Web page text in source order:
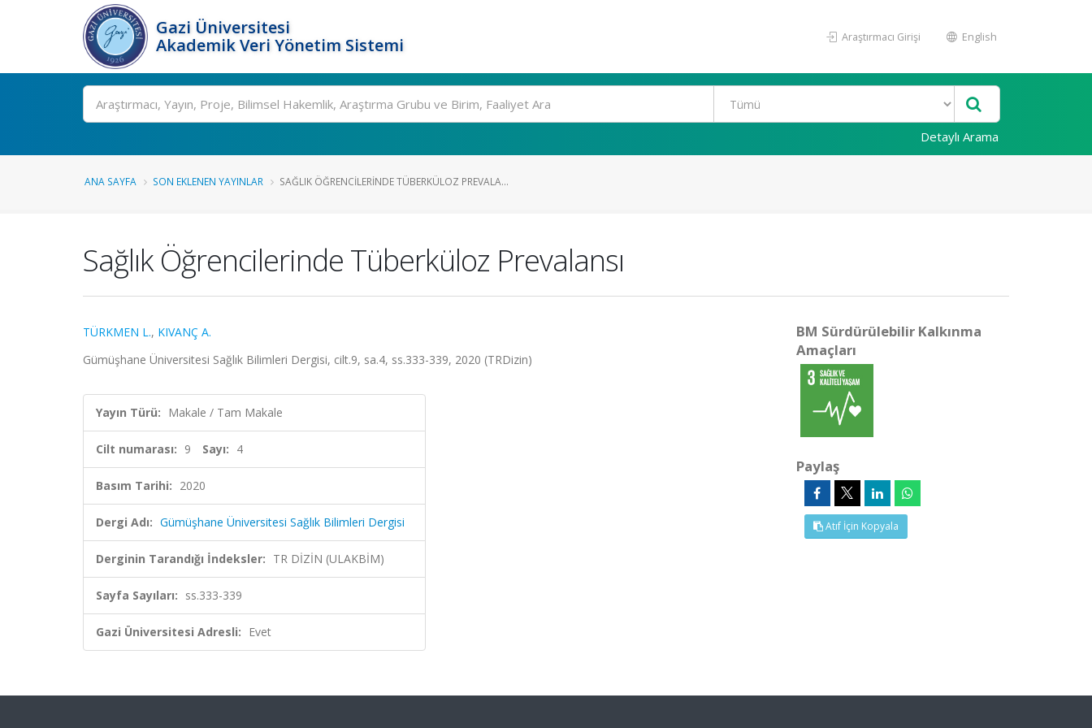
Gazi Üniversitesi
Akademik Veri Yönetim Sistemi
Araştırmacı Girişi English
Ara
Detaylı Arama
ANA SAYFA SON EKLENEN YAYINLAR SAĞLIK ÖĞRENCILERINDE TÜBERKÜLOZ PREVALA...
Sağlık Öğrencilerinde Tüberküloz Prevalansı
TÜRKMEN L., KIVANÇ A.
Gümüşhane Üniversitesi Sağlık Bilimleri Dergisi, cilt.9, sa.4, ss.333-339, 2020 (TRDizin)
Yayın Türü: Makale / Tam Makale
Cilt numarası: 9 Sayı: 4
Basım Tarihi: 2020
Dergi Adı: Gümüşhane Üniversitesi Sağlık Bilimleri Dergisi
Derginin Tarandığı İndeksler: TR DİZİN (ULAKBİM)
Sayfa Sayıları: ss.333-339
Gazi Üniversitesi Adresli: Evet
BM Sürdürülebilir Kalkınma
Amaçları
Paylaş
Atıf İçin Kopyala